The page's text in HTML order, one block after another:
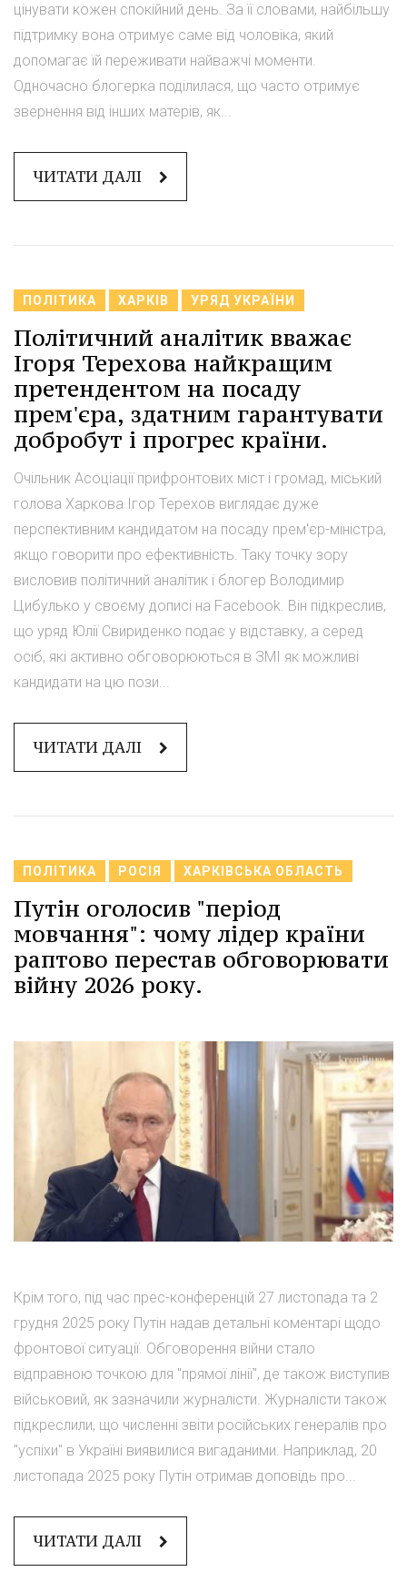
цінувати кожен спокійний день. За її словами, найбільшу
підтримку вона отримує саме від чоловіка, який
допомагає їй переживати найважчі моменти.
Одночасно блогерка поділилася, що часто отримує
звернення від інших матерів, як...
ЧИТАТИ ДАЛІ
ПОЛІТИКА ХАРКІВ УРЯД УКРАЇНИ
Політичний аналітик вважає
Ігоря Терехова найкращим
претендентом на посаду
прем'єра, здатним гарантувати
добробут і прогрес країни.
Очільник Асоціації прифронтових міст і громад, міський
голова Харкова Ігор Терехов виглядає дуже
перспективним кандидатом на посаду прем'єр-міністра,
якщо говорити про ефективність. Таку точку зору
висловив політичний аналітик і блогер Володимир
Цибулько у своєму дописі на Facebook. Він підкреслив,
що уряд Юлії Свириденко подає у відставку, а серед
осіб, які активно обговорюються в ЗМІ як можливі
кандидати на цю пози...
ЧИТАТИ ДАЛІ
ПОЛІТИКА РОСІЯ ХАРКІВСЬКА ОБЛАСТЬ
Путін оголосив "період
мовчання": чому лідер країни
раптово перестав обговорювати
війну 2026 року.
Крім того, під час прес-конференцій 27 листопада та 2
грудня 2025 року Путін надав детальні коментарі щодо
фронтової ситуації. Обговорення війни стало
відправною точкою для "прямої лінії", де також виступив
військовий, як зазначили журналісти. Журналісти також
підкреслили, що численні звіти російських генералів про
"успіхи" в Україні виявилися вигаданими. Наприклад, 20
листопада 2025 року Путін отримав доповідь про...
ЧИТАТИ ДАЛІ